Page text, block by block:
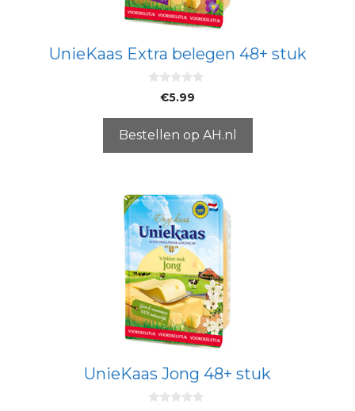
UnieKaas Extra belegen 48+ stuk
5
€5.99
Bestellen op AH.nl
UnieKaas Jong 48+ stuk